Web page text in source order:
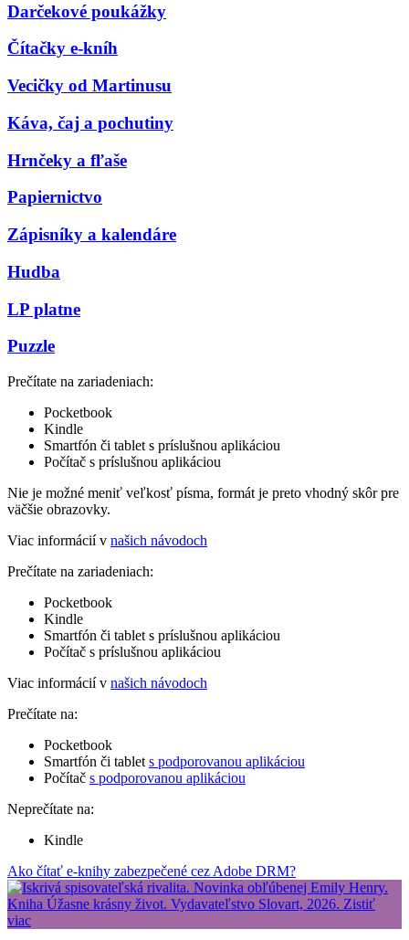
Darčekové poukážky
Čítačky e-kníh
Vecičky od Martinusu
Káva, čaj a pochutiny
Hrnčeky a fľaše
Papiernictvo
Zápisníky a kalendáre
Hudba
LP platne
Puzzle
Prečítate na zariadeniach:
Pocketbook
Kindle
Smartfón či tablet s príslušnou aplikáciou
Počítač s príslušnou aplikáciou
Nie je možné meniť veľkosť písma, formát je preto vhodný skôr pre
väčšie obrazovky.
Viac informácií v našich návodoch
Prečítate na zariadeniach:
Pocketbook
Kindle
Smartfón či tablet s príslušnou aplikáciou
Počítač s príslušnou aplikáciou
Viac informácií v našich návodoch
Prečítate na:
Pocketbook
Smartfón či tablet s podporovanou aplikáciou
Počítač s podporovanou aplikáciou
Neprečítate na:
Kindle
Ako čítať e-knihy zabezpečené cez Adobe DRM?